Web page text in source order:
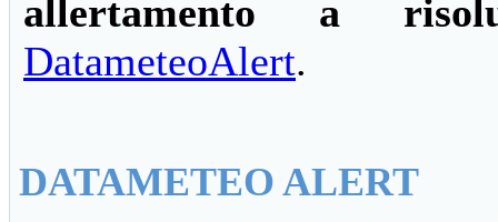
allertamento a
DatameteoAlert.
DATAMETEO ALERT